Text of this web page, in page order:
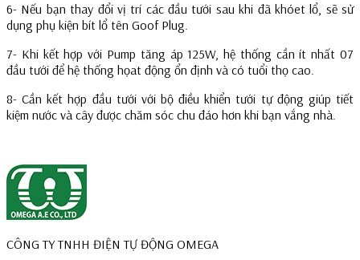
6- Nếu bạn thay đổi vị trí các đầu tưới sau khi đã khóet lổ, sẽ sử
dụng phụ kiện bít lổ tên Goof Plug.
7- Khi kết hợp với Pump tăng áp 125W, hệ thống cần ít nhất 07
đầu tưới để hệ thống họat động ổn định và có tuổi thọ cao.
8- Cần kết hợp đầu tưới với bộ điều khiển tưới tự động giúp tiết
kiệm nước và cây được chăm sóc chu đáo hơn khi bạn vắng nhà.
CÔNG TY TNHH ĐIỆN TỰ ĐỘNG OMEGA